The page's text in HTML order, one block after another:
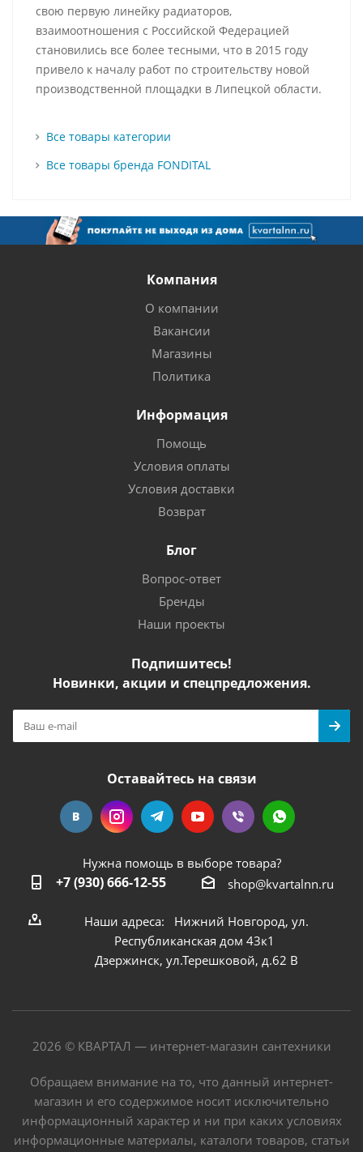
свою первую линейку радиаторов,
взаимоотношения с Российской Федерацией
становились все более тесными, что в 2015 году
привело к началу работ по строительству новой
производственной площадки в Липецкой области.
Все товары категории
Все товары бренда FONDITAL
Компания
О компании
Вакансии
Магазины
Политика
Информация
Помощь
Условия оплаты
Условия доставки
Возврат
Блог
Вопрос-ответ
Бренды
Наши проекты
Подпишитесь!
Новинки, акции и спецпредложения.
Оставайтесь на связи
Нужна помощь в выборе товара?
+7 (930) 666-12-55 shop@kvartalnn.ru
Наши адреса: Нижний Новгород, ул.
Республиканская дом 43к1
Дзержинск, ул.Терешковой, д.62 В
2026 © КВАРТАЛ — интернет-магазин сантехники
Обращаем внимание на то, что данный интернет-
магазин и его содержимое носит исключительно
информационный характер и ни при каких условиях
информационные материалы, каталоги товаров, статьи